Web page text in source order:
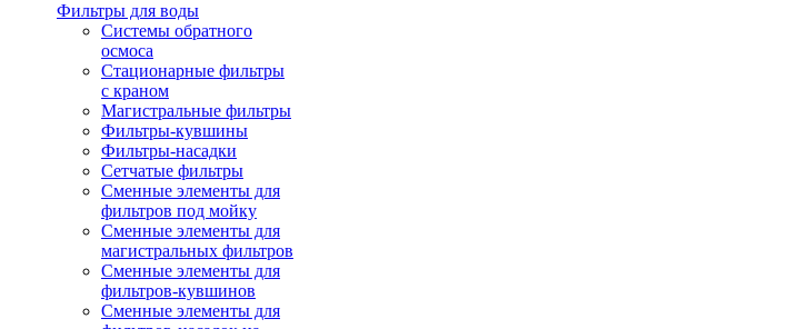
Фильтры для воды
Системы обратного
осмоса
Стационарные фильтры
с краном
Магистральные фильтры
Фильтры-кувшины
Фильтры-насадки
Сетчатые фильтры
Сменные элементы для
фильтров под мойку
Сменные элементы для
магистральных фильтров
Сменные элементы для
фильтров-кувшинов
Сменные элементы для